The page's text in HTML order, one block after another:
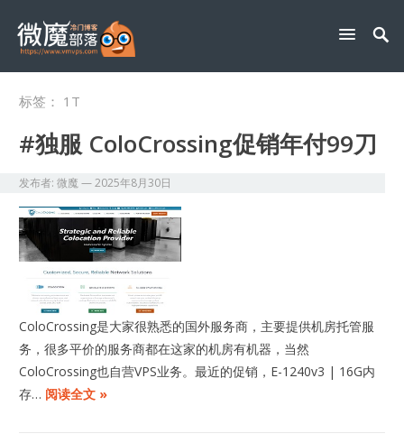
标签： 1T
#独服 ColoCrossing促销年付99刀
发布者:微魔—2025年8月30日
ColoCrossing是大家很熟悉的国外服务商，主要提供机房托管服
务，很多平价的服务商都在这家的机房有机器，当然
ColoCrossing也自营VPS业务。最近的促销，E-1240v3 | 16G内
存… 阅读全文 »